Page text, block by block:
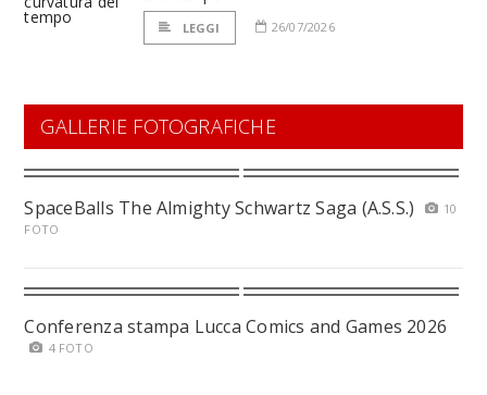
LEGGI 26/07/2026
GALLERIE FOTOGRAFICHE
SpaceBalls The Almighty Schwartz Saga (A.S.S.)
10
FOTO
Conferenza stampa Lucca Comics and Games 2026
4 FOTO